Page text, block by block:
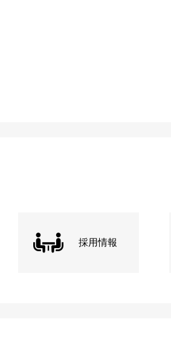
採用情報